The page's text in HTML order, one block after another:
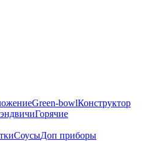
Green-bowlКонструктор
Горячие
СоусыДоп приборы